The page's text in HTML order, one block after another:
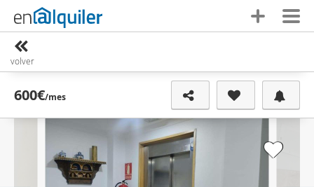
volver
600€/mes